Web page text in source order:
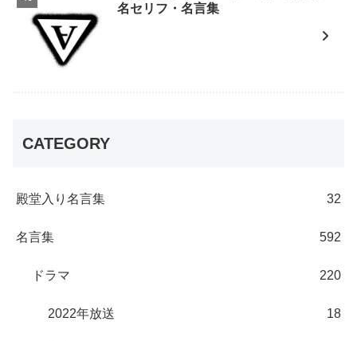
名セリフ・名言集
CATEGORY
殿堂入り名言集 32
名言集 592
ドラマ 220
2022年放送 18